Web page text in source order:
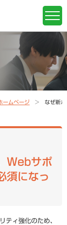
ームページ なぜ新
Webサポ
須になっ
ティ強化のため、